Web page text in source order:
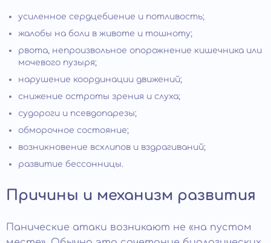
усиленное сердцебиение и потливость;
жалобы на боли в животе и тошноту;
рвота, непроизвольное опорожнение кишечника или
мочевого пузыря;
нарушение координации движений;
снижение остроты зрения и слуха;
судороги и псевдопарезы;
обморочное состояние;
возникновение всхлипов и вздрагиваний;
развитие бессонницы.
Причины и механизм развития
Панические атаки возникают не «на пустом